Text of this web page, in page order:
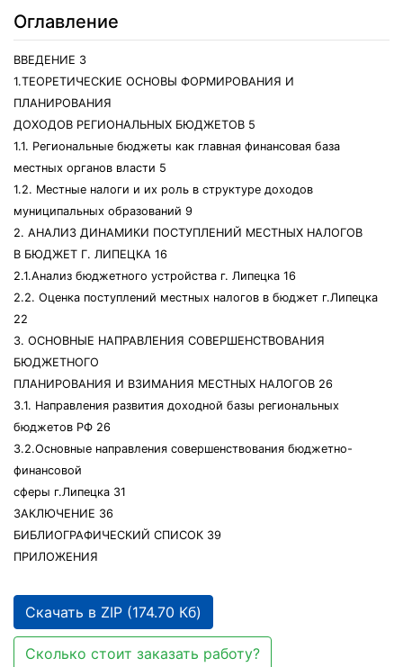
Оглавление
ВВЕДЕНИЕ 3
1.ТЕОРЕТИЧЕСКИЕ ОСНОВЫ ФОРМИРОВАНИЯ И
ПЛАНИРОВАНИЯ
ДОХОДОВ РЕГИОНАЛЬНЫХ БЮДЖЕТОВ 5
1.1. Региональные бюджеты как главная финансовая база
местных органов власти 5
1.2. Местные налоги и их роль в структуре доходов
муниципальных образований 9
2. АНАЛИЗ ДИНАМИКИ ПОСТУПЛЕНИЙ МЕСТНЫХ НАЛОГОВ
В БЮДЖЕТ Г. ЛИПЕЦКА 16
2.1.Анализ бюджетного устройства г. Липецка 16
2.2. Оценка поступлений местных налогов в бюджет г.Липецка
22
3. ОСНОВНЫЕ НАПРАВЛЕНИЯ СОВЕРШЕНСТВОВАНИЯ
БЮДЖЕТНОГО
ПЛАНИРОВАНИЯ И ВЗИМАНИЯ МЕСТНЫХ НАЛОГОВ 26
3.1. Направления развития доходной базы региональных
бюджетов РФ 26
3.2.Основные направления совершенствования бюджетно-
финансовой
сферы г.Липецка 31
ЗАКЛЮЧЕНИЕ 36
БИБЛИОГРАФИЧЕСКИЙ СПИСОК 39
ПРИЛОЖЕНИЯ
Скачать в ZIP (174.70 Кб)
Сколько стоит заказать работу?